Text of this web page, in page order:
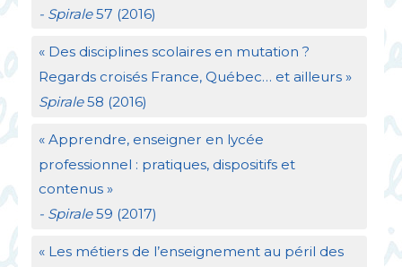
- Spirale57 (2016)
« Des disciplines scolaires en mutation ?
Regards croisés France, Québec… et ailleurs »
Spirale58 (2016)
« Apprendre, enseigner en lycée
professionnel : pratiques, dispositifs et
contenus »
- Spirale59 (2017)
« Les métiers de l’enseignement au péril des